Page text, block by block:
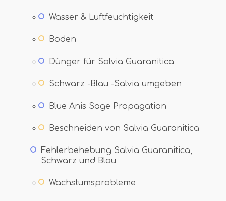
Wasser & Luftfeuchtigkeit
Boden
Dünger für Salvia Guaranitica
Schwarz -Blau -Salvia umgeben
Blue Anis Sage Propagation
Beschneiden von Salvia Guaranitica
Fehlerbehebung Salvia Guaranitica,
Schwarz und Blau
Wachstumsprobleme